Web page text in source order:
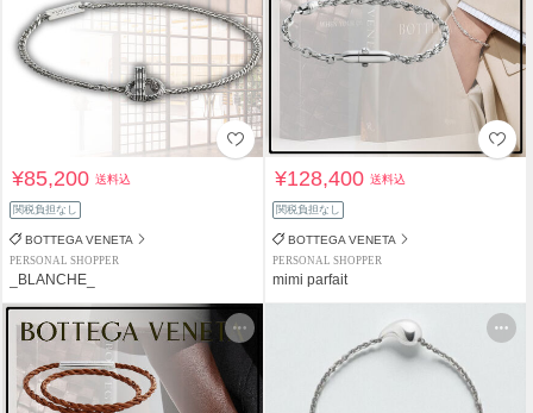
¥85,200送料込
関税負担なし
BOTTEGA VENETA
PERSONAL SHOPPER
_BLANCHE_
¥128,400送料込
関税負担なし
BOTTEGA VENETA
PERSONAL SHOPPER
mimi parfait